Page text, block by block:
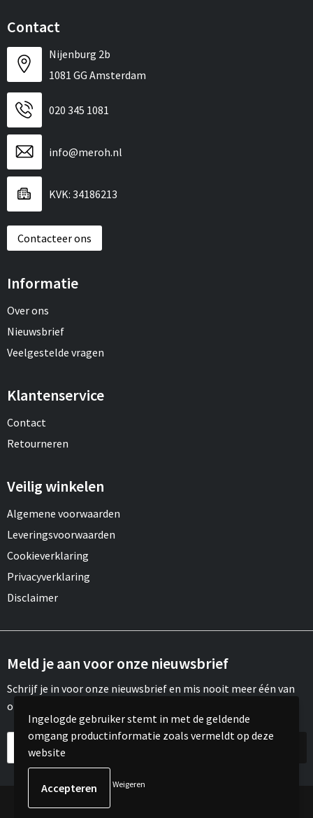
Contact
Nijenburg 2b
1081 GG Amsterdam
020 345 1081
info@meroh.nl
KVK: 34186213
Contacteer ons
Informatie
Over ons
Nieuwsbrief
Veelgestelde vragen
Klantenservice
Contact
Retourneren
Veilig winkelen
Algemene voorwaarden
Leveringsvoorwaarden
Cookieverklaring
Privacyverklaring
Disclaimer
Meld je aan voor onze nieuwsbrief
Schrijf je in voor onze nieuwsbrief en mis nooit meer één van
onze leuke aanbiedingen of updates.
© Copyright Meroh 2022
Ingelogde gebruiker stemt in met de geldende
omgang productinformatie zoals vermeldt op deze
website
Weigeren